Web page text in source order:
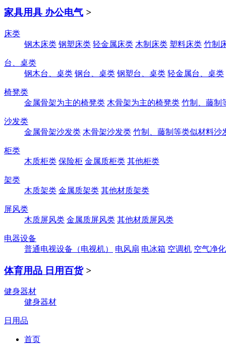
家具用具 办公电气 >
床类
钢木床类 钢塑床类 轻金属床类 木制床类 塑料床类 竹制
台、桌类
钢木台、桌类 钢台、桌类 钢塑台、桌类 轻金属台、桌类
椅凳类
金属骨架为主的椅凳类 木骨架为主的椅凳类 竹制、藤制
沙发类
金属骨架沙发类 木骨架沙发类 竹制、藤制等类似材料沙
柜类
木质柜类 保险柜 金属质柜类 其他柜类
架类
木质架类 金属质架类 其他材质架类
屏风类
木质屏风类 金属质屏风类 其他材质屏风类
电器设备
普通电视设备（电视机）
电风扇 电冰箱 空调机 空气净
体育用品 日用百货 >
健身器材
健身器材
日用品
首页